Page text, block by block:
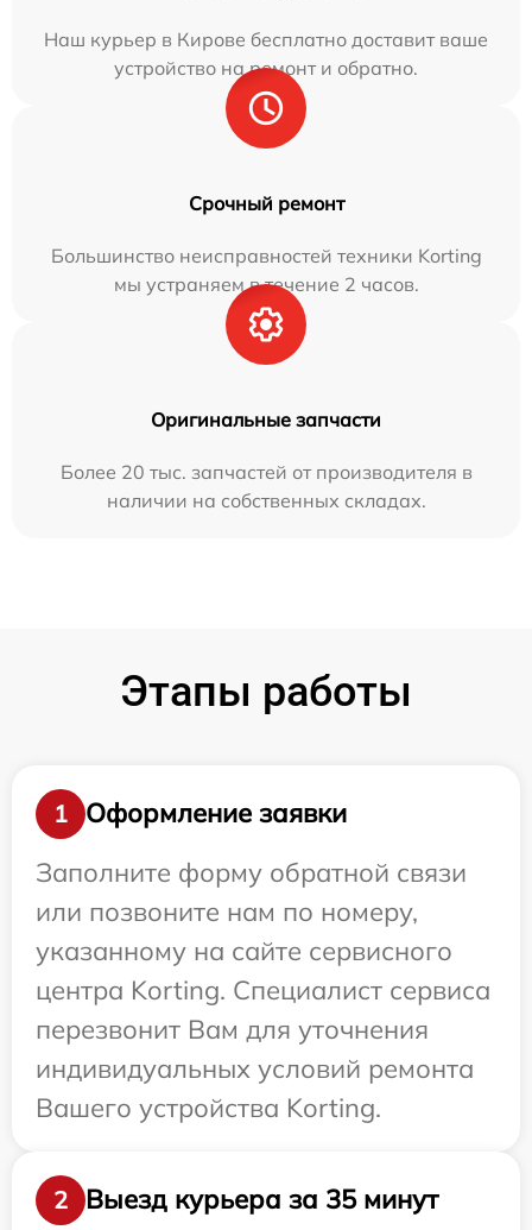
Наш курьер в Кирове бесплатно доставит ваше
устройство на ремонт и обратно.
Срочный ремонт
Большинство неисправностей техники Korting
мы устраняем в течение 2 часов.
Оригинальные запчасти
Более 20 тыс. запчастей от производителя в
наличии на собственных складах.
Этапы работы
1
Оформление заявки
Заполните форму обратной связи
или позвоните нам по номеру,
указанному на сайте сервисного
центра Korting. Специалист сервиса
перезвонит Вам для уточнения
индивидуальных условий ремонта
Вашего устройства Korting.
2 Выезд курьера за 35 минут